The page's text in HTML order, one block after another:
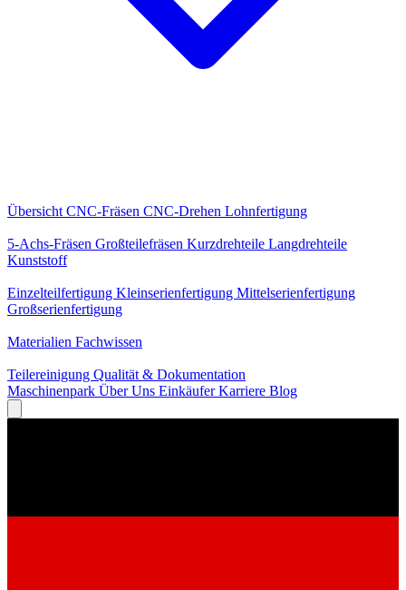
Übersicht CNC-Fräsen CNC-Drehen Lohnfertigung
5-Achs-Fräsen Großteilefräsen Kurzdrehteile Langdrehteile
Kunststoff
Einzelteilfertigung Kleinserienfertigung Mittelserienfertigung
Großserienfertigung
Materialien Fachwissen
Teilereinigung Qualität & Dokumentation
Maschinenpark Über Uns EinkäuferKarriere Blog